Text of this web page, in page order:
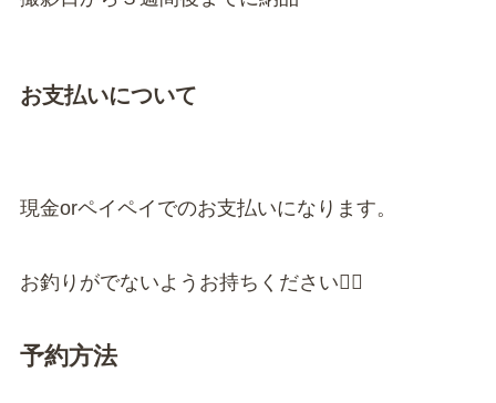
お支払いについて
現金orペイペイでのお支払いになります。
お釣りがでないようお持ちください🙇‍♀️
予約方法